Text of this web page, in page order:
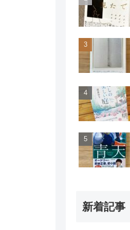
新着記事